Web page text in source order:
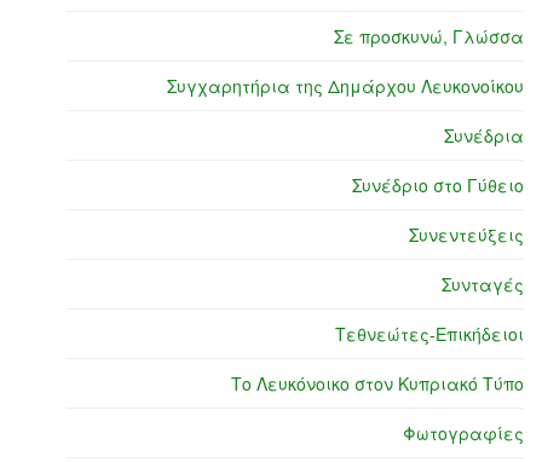
Σε προσκυνώ, Γλώσσα
Συγχαρητήρια της Δημάρχου Λευκονοίκου
Συνέδρια
Συνέδριο στο Γύθειο
Συνεντεύξεις
Συνταγές
Τεθνεώτες-Επικήδειοι
Το Λευκόνοικο στον Κυπριακό Τύπο
Φωτογραφίες